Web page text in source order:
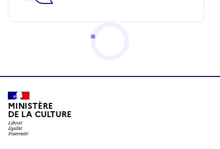
MINISTÈRE
DE LA CULTURE